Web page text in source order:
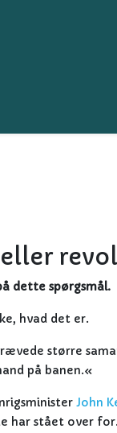
dette spørgsmål.
hvad det er.
større
på banen.«
John
har stået over for.